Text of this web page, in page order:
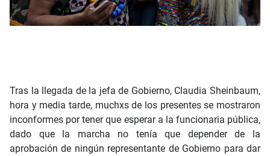
Tras la llegada de la jefa de Gobierno, Claudia Sheinbaum,
hora y media tarde, muchxs de los presentes se mostraron
inconformes por tener que esperar a la funcionaria pública,
dado que la marcha no tenía que depender de la
aprobación de ningún representante de Gobierno para dar